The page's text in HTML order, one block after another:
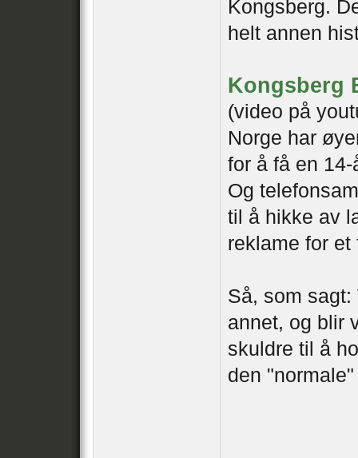
Kongsberg.
helt annen
Kongsberg
(video på
Norge har
for å få en
Og
til å hikke av
reklame for et
Så, som
annet, og blir
skuldre til å
den